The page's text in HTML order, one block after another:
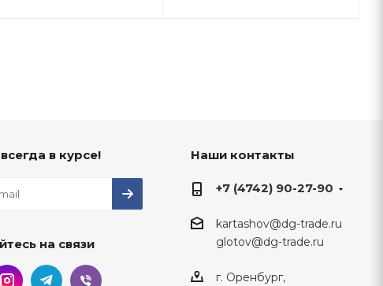
в курсе!
на связи
Наши контакты
+7 (4742) 90-27-90
kartashov@dg-trade.ru
glotov@dg-trade.ru
г. Оренбург,